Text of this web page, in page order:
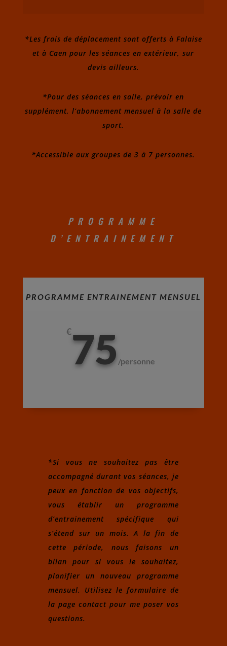
*Les frais de déplacement sont offerts à Falaise
et à Caen pour les séances en extérieur, sur
devis ailleurs.
*Pour des séances en salle, prévoir en
supplément, l’abonnement mensuel à la salle de
sport.
*Accessible aux groupes de 3 à 7 personnes.
PROGRAMME
D’ENTRAINEMENT
PROGRAMME ENTRAINEMENT MENSUEL
€75 /personne
*Si vous ne souhaitez pas être
accompagné durant vos séances, je
peux en fonction de vos objectifs,
vous établir un programme
d’entrainement spécifique qui
s’étend sur un mois. A la fin de
cette période, nous faisons un
bilan pour si vous le souhaitez,
planifier un nouveau programme
mensuel. Utilisez le formulaire de
la page contact pour me poser vos
questions.